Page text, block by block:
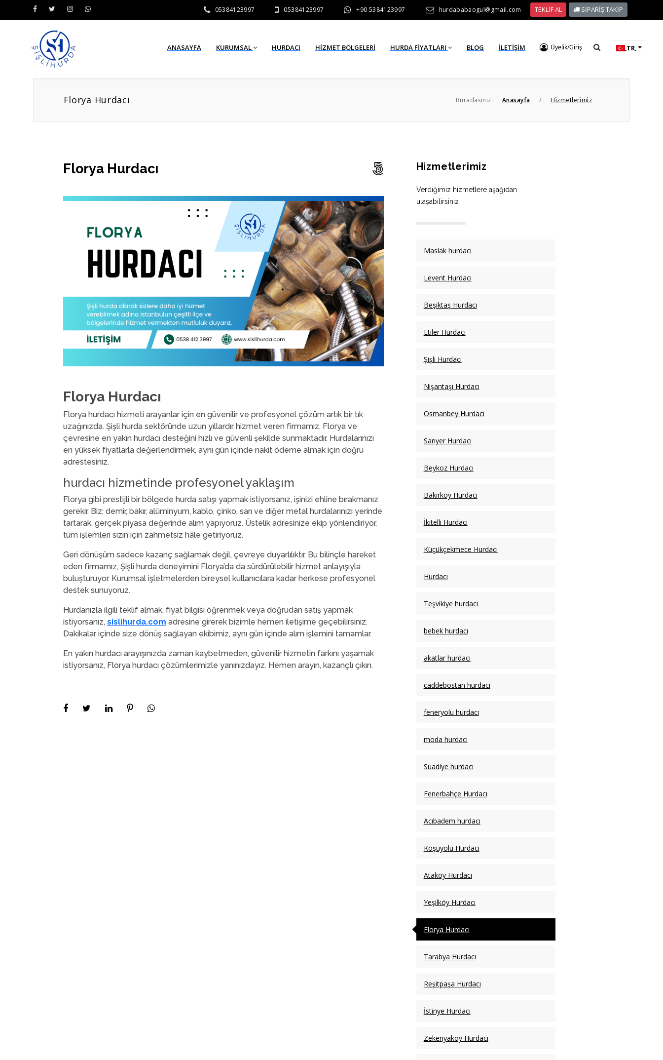
05384123997 05384123997 +90 5384123997 hurdababaogul@gmail.com TEKLİF AL SİPARİŞ TAKİP
ANASAYFA KURUMSAL HURDACI HIZMET BÖLGELERI HURDA FİYATLARI BLOG İLETIŞIM Üyelik/Giriş TR
Florya Hurdacı Buradasınız: Anasayfa / Hi̇zmetleri̇mi̇z
Florya Hurdacı
Florya Hurdacı
Florya hurdacı hizmeti arayanlar için en güvenilir ve profesyonel çözüm artık bir tık
uzağınızda. Şişli hurda sektöründe uzun yıllardır hizmet veren firmamız, Florya ve
çevresine en yakın hurdacı desteğini hızlı ve güvenli şekilde sunmaktadır. Hurdalarınızı
en yüksek fiyatlarla değerlendirmek, aynı gün içinde nakit ödeme almak için doğru
adrestesiniz.
hurdacı hizmetinde profesyonel yaklaşım
Florya gibi prestijli bir bölgede hurda satışı yapmak istiyorsanız, işinizi ehline bırakmanız
gerekir. Biz; demir, bakır, alüminyum, kablo, çinko, sarı ve diğer metal hurdalarınızı yerinde
tartarak, gerçek piyasa değerinde alım yapıyoruz. Üstelik adresinize ekip yönlendiriyor,
tüm işlemleri sizin için zahmetsiz hâle getiriyoruz.
Geri dönüşüm sadece kazanç sağlamak değil, çevreye duyarlılıktır. Bu bilinçle hareket
eden firmamız, Şişli hurda deneyimini Florya’da da sürdürülebilir hizmet anlayışıyla
buluşturuyor. Kurumsal işletmelerden bireysel kullanıcılara kadar herkese profesyonel
destek sunuyoruz.
Hurdanızla ilgili teklif almak, fiyat bilgisi öğrenmek veya doğrudan satış yapmak
istiyorsanız, sislihurda.com adresine girerek bizimle hemen iletişime geçebilirsiniz.
Dakikalar içinde size dönüş sağlayan ekibimiz, aynı gün içinde alım işlemini tamamlar.
En yakın hurdacı arayışınızda zaman kaybetmeden, güvenilir hizmetin farkını yaşamak
istiyorsanız, Florya hurdacı çözümlerimizle yanınızdayız. Hemen arayın, kazançlı çıkın.
Hizmetlerimiz
Verdiğimiz hizmetlere aşağıdan
ulaşabilirsiniz
Maslak hurdacı
Levent Hurdacı
Beşiktaş Hurdacı
Etiler Hurdacı
Şişli Hurdacı
Nişantaşı Hurdacı
Osmanbey Hurdacı
Sarıyer Hurdacı
Beykoz Hurdacı
Bakırköy Hurdacı
İkitelli Hurdacı
Küçükçekmece Hurdacı
Hurdacı
Teşvikiye hurdacı
bebek hurdacı
akatlar hurdacı
caddebostan hurdacı
feneryolu hurdacı
moda hurdacı
Suadiye hurdacı
Fenerbahçe Hurdacı
Acıbadem hurdacı
Koşuyolu Hurdacı
Ataköy Hurdacı
Yeşilköy Hurdacı
Florya Hurdacı
Tarabya Hurdacı
Reşitpaşa Hurdacı
İstinye Hurdacı
Zekeriyaköy Hurdacı